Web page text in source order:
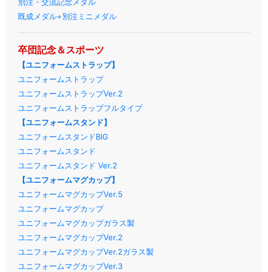
既成メダル+別注ミニメダル
卒団記念＆スポーツ
【ユニフォームストラップ】
ユニフォームストラップ
ユニフォームストラップVer.2
ユニフォームストラップフルタイプ
【ユニフォームスタンド】
ユニフォームスタンドBIG
ユニフォームスタンド
ユニフォームスタンド Ver.2
【ユニフォームマグカップ】
ユニフォームマグカップVer.5
ユニフォームマグカップ
ユニフォームマグカップガラス製
ユニフォームマグカップVer.2
ユニフォームマグカップVer.2ガラス製
ユニフォームマグカップVer.3